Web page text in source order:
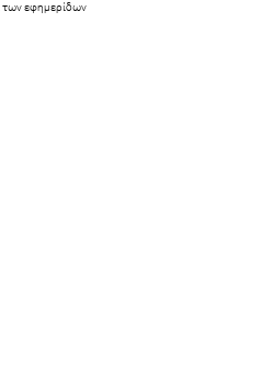
τωνεφημερίδων